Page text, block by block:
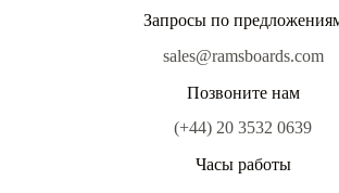
Запросы по
sales@ramsboards.com
Позвоните нам
(+44) 20 3532 0639
Часы работы